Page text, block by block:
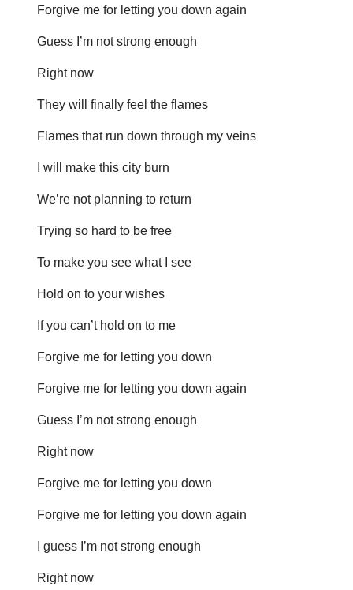
Forgive me for letting you down again
Guess I’m not strong enough
Right now
They will finally feel the flames
Flames that run down through my veins
I will make this city burn
We’re not planning to return
Trying so hard to be free
To make you see what I see
Hold on to your wishes
If you can’t hold on to me
Forgive me for letting you down
Forgive me for letting you down again
Guess I’m not strong enough
Right now
Forgive me for letting you down
Forgive me for letting you down again
I guess I’m not strong enough
Right now